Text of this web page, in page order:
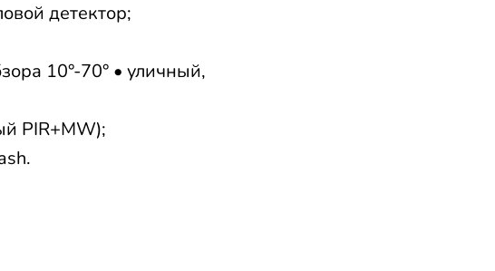
детектор;
10°-70° • уличный,
PIR+MW);